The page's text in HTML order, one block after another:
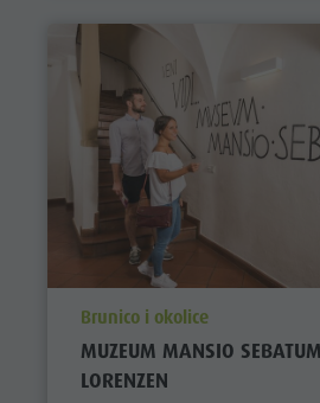
aria.poi_location_prefix
Brunico i okolice
MUZEUM MANSIO
LORENZEN